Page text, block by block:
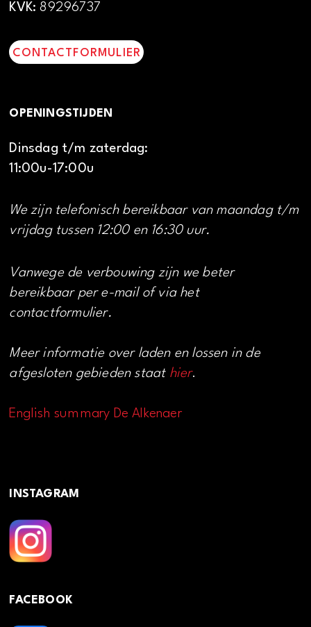
KVK: 89296737
CONTACTFORMULIER
OPENINGSTIJDEN
Dinsdag t/m zaterdag:
11:00u-17:00u
We zijn telefonisch bereikbaar van maandag t/m
vrijdag tussen 12:00 en 16:30 uur.
Vanwege de verbouwing zijn we beter
bereikbaar per e-mail of via het
contactformulier.
Meer informatie over laden en lossen in de
afgesloten gebieden staat hier.
English summary De Alkenaer
INSTAGRAM
FACEBOOK